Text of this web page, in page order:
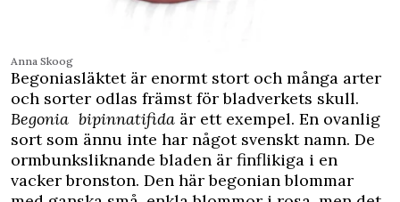
Anna Skoog
Begoniasläktet är enormt stort och många arter
och sorter odlas främst för bladverkets skull.
Begonia bipinnatifida är ett exempel. En ovanlig
sort som ännu inte har något svenskt namn. De
ormbunksliknande bladen är finflikiga i en
vacker bronston. Den här begonian blommar